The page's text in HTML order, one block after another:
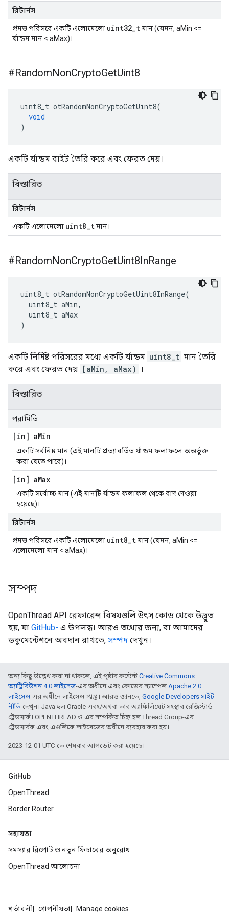
রিটার্নস
প্রদত্ত পরিসরে একটি এলোমেলো uint32_tমান (যেমন, aMin <=
র্যান্ডম মান < aMax)।
#RandomNonCryptoGetUint8
uint8_t otRandomNonCryptoGetUint8(
void
)
একটি র্যান্ডম বাইট তৈরি করে এবং ফেরত দেয়।
বিস্তারিত
রিটার্নস
একটি এলোমেলো uint8_tমান।
#RandomNonCryptoGetUint8InRange
uint8_t otRandomNonCryptoGetUint8InRange(
uint8_t aMin,
uint8_t aMax
)
একটি নির্দিষ্ট পরিসরের মধ্যে একটি র্যান্ডম uint8_t মান তৈরি
করে এবং ফেরত দেয় [aMin, aMax) ।
বিস্তারিত
পরামিতি
[in] aMin
একটি সর্বনিম্ন মান (এই মানটি প্রত্যাবর্তিত র্যান্ডম ফলাফলে অন্তর্ভুক্ত
করা যেতে পারে)।
[in] aMax
একটি সর্বোচ্চ মান (এই মানটি র্যান্ডম ফলাফল থেকে বাদ দেওয়া
হয়েছে)।
রিটার্নস
প্রদত্ত পরিসরে একটি এলোমেলো uint8_tমান (যেমন, aMin <=
এলোমেলো মান < aMax)।
সম্পদ
OpenThread API রেফারেন্স বিষয়গুলি উৎস কোড থেকে উদ্ভূত
হয়, যা GitHub- এ উপলব্ধ। আরও তথ্যের জন্য, বা আমাদের
ডকুমেন্টেশনে অবদান রাখতে, সম্পদ দেখুন।
অন্য কিছু উল্লেখ করা না থাকলে, এই পৃষ্ঠার কন্টেন্ট Creative Commons
অ্যাট্রিবিউশন 4.0 লাইসেন্স-এর অধীনে এবং কোডের স্যাম্পেলApache 2.0
লাইসেন্স-এর অধীনে লাইসেন্স প্রাপ্ত। আরও জানতে, Google Developers সাইট
নীতি দেখুন। Java হল Oracle এবং/অথবা তার অ্যাফিলিয়েট সংস্থার রেজিস্টার্ড
ট্রেডমার্ক। OPENTHREAD ও এর সম্পর্কিত চিহ্ন হল Thread Group-এর
ট্রেডমার্রক এবং এগুলিকে লাইসেন্সের অধীনে ব্যবহার করা হয়।
2023-12-01 UTC-তে শেষবার আপডেট করা হয়েছে।
GitHub
OpenThread
Border Router
সহায়তা
সমস্যার রিপোর্ট ও নতুন ফিচারের অনুরোধ
OpenThread আলোচনা
শর্তাবলী গোপনীয়তা Manage cookies